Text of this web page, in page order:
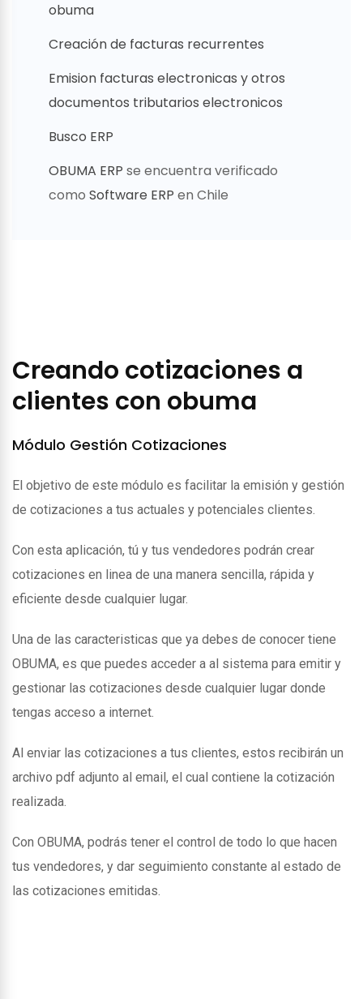
obuma
Creación de facturas recurrentes
Emision facturas electronicas y otros
documentos tributarios electronicos
Busco ERP
OBUMA ERP se encuentra verificado
como Software ERP en Chile
Creando cotizaciones a
clientes con obuma
Módulo Gestión Cotizaciones
El objetivo de este módulo es facilitar la emisión y gestión
de cotizaciones a tus actuales y potenciales clientes.
Con esta aplicación, tú y tus vendedores podrán crear
cotizaciones en linea de una manera sencilla, rápida y
eficiente desde cualquier lugar.
Una de las caracteristicas que ya debes de conocer tiene
OBUMA, es que puedes acceder a al sistema para emitir y
gestionar las cotizaciones desde cualquier lugar donde
tengas acceso a internet.
Al enviar las cotizaciones a tus clientes, estos recibirán un
archivo pdf adjunto al email, el cual contiene la cotización
realizada.
Con OBUMA, podrás tener el control de todo lo que hacen
tus vendedores, y dar seguimiento constante al estado de
las cotizaciones emitidas.